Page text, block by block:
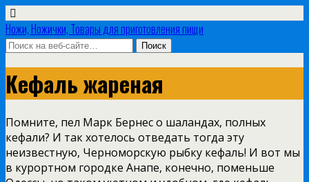
Ножи, Ножички, Товары для приготовления пищи
Кефаль жареная
Помните, пел Марк Бернес о шаландах, полных
кефали? И так хотелось отведать тогда эту
неизвестную, Черноморскую рыбку кефаль! И вот мы
в курортном городке Анапе, конечно, поменьше